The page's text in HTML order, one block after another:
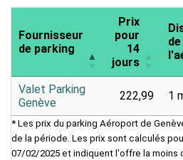
Fournisseur
de parking
Prix
pour
14
jours
de
Valet Parking
Genève
222,99 1
* Les prix du parking Aéroport de
de la période. Les prix sont calculés
07/02/2025 et indiquent l'offre la moins